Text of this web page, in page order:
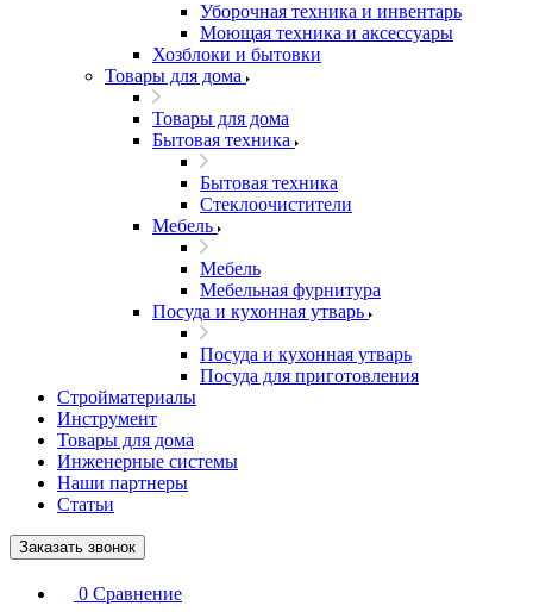
Уборочная техника и инвентарь
Моющая техника и аксессуары
Хозблоки и бытовки
Товары для дома
Товары для дома
Бытовая техника
Бытовая техника
Стеклоочистители
Мебель
Мебель
Мебельная фурнитура
Посуда и кухонная утварь
Посуда и кухонная утварь
Посуда для приготовления
Стройматериалы
Инструмент
Товары для дома
Инженерные системы
Наши партнеры
Статьи
Заказать звонок
0 Сравнение